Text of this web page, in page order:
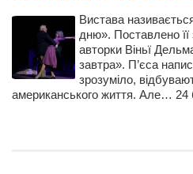
Вистава
дню». Поставлено її
авторки Віньї
завтра». П’єса
зрозуміло,
американського життя. Але… 24